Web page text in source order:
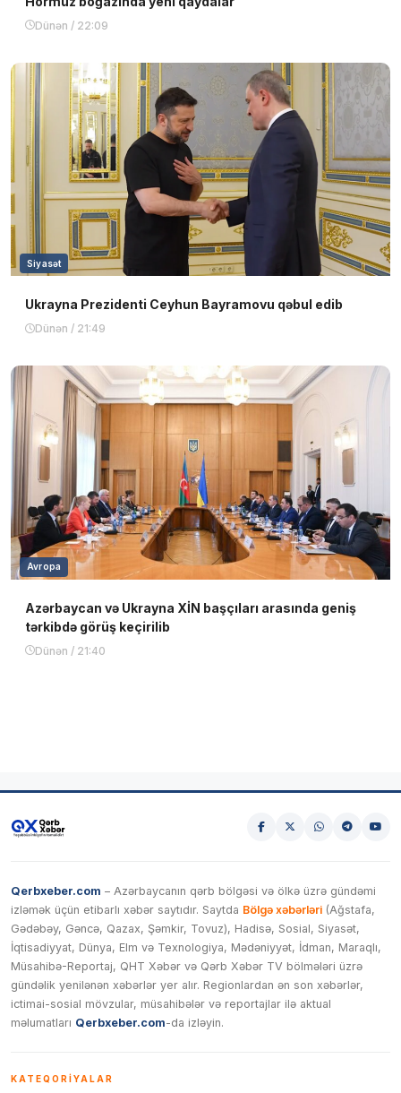
Dünən / 22:09
Siyasət
Ukrayna Prezidenti Ceyhun Bayramovu qəbul edib
Dünən / 21:49
Avropa
Azərbaycan və Ukrayna XİN başçıları arasında geniş
tərkibdə görüş keçirilib
Dünən / 21:40
Qerbxeber.com – Azərbaycanın qərb bölgəsi və ölkə üzrə gündəmi
izləmək üçün etibarlı xəbər saytıdır. Saytda Bölgə xəbərləri (Ağstafa,
Gədəbəy, Gəncə, Qazax, Şəmkir, Tovuz), Hadisə, Sosial, Siyasət,
İqtisadiyyat, Dünya, Elm və Texnologiya, Mədəniyyət, İdman, Maraqlı,
Müsahibə-Reportaj, QHT Xəbər və Qərb Xəbər TV bölmələri üzrə
gündəlik yenilənən xəbərlər yer alır. Regionlardan ən son xəbərlər,
ictimai-sosial mövzular, müsahibələr və reportajlar ilə aktual
məlumatları Qerbxeber.com-da izləyin.
KATEQORIYALAR